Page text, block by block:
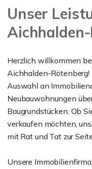
Unser
Herzlich willkommen
Aichhalden-Rötenberg!
Auswahl an
Neubauwohnungen
Baugrundstücken. Ob
verkaufen möchten,
mit Rat und Tat zur
Unsere